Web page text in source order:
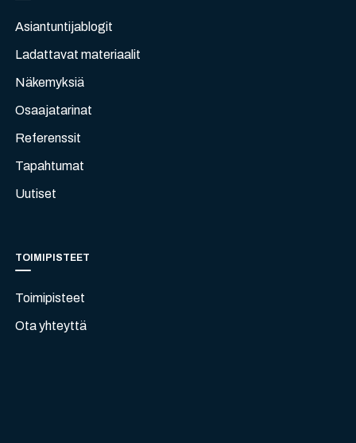
Asiantuntijablogit
Ladattavat materiaalit
Näkemyksiä
Osaajatarinat
Referenssit
Tapahtumat
Uutiset
TOIMIPISTEET
Toimipisteet
Ota yhteyttä